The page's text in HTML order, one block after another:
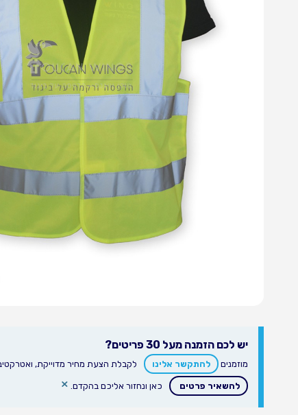
יש לכם הזמנה מעל 30 פריטים?
מוזמנים להתקשר אלינו לקבלת הצעת מחיר מדוייקת,
להשאיר פרטים כאן ונחזור אליכם בהקדם. ×